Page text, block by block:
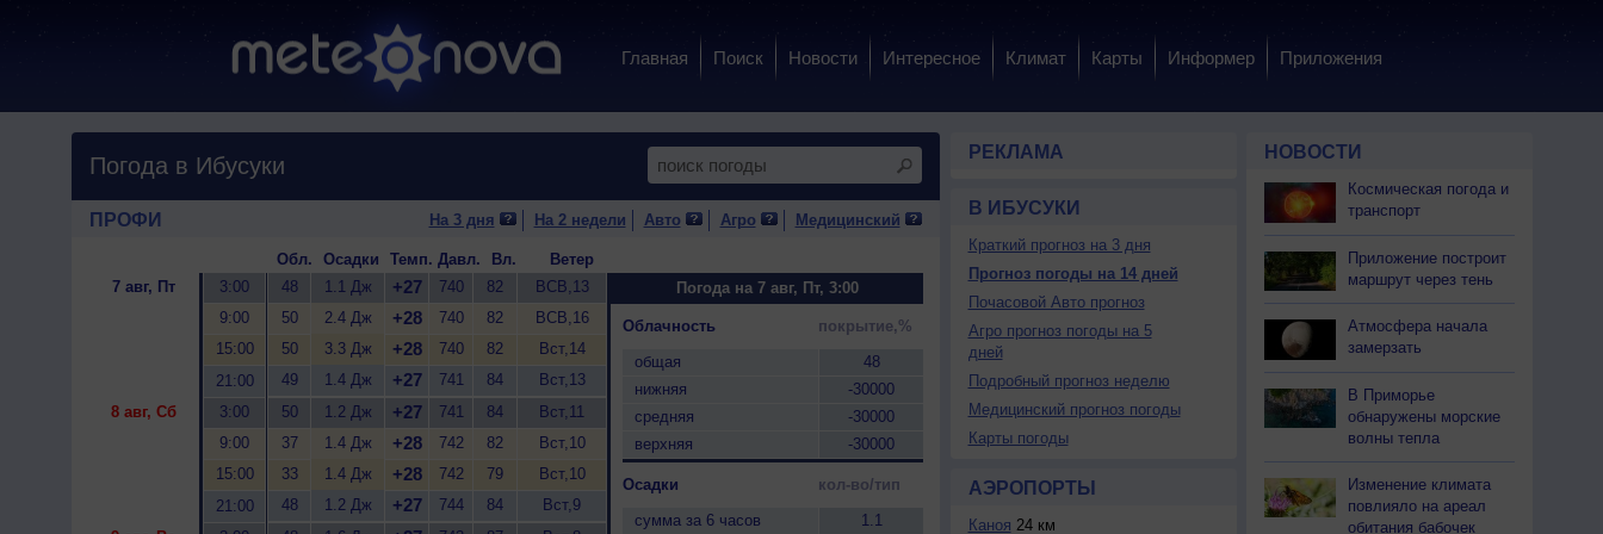
Главная Поиск Новости Интересное Климат Карты Информер Приложения
Погода в Ибусуки
ПРОФИ На 3 дня На 2 недели Авто Агро Медицинский
Обл. Осадки Темп. Давл. Вл.
Ветер
7 авг, Пт
3:00 48 1.1 Дж +27 740 82
ВСВ,13
9:00
50 2.4 Дж +28 740 82
ВСВ,16
15:00
50 3.3 Дж +28 740 82
Вст,14
21:00
49 1.4 Дж +27 741 84
Вст,13
8 авг, Сб
3:00 50 1.2 Дж +27 741 84
Вст,11
9:00
37 1.4 Дж +28 742 82
Вст,10
15:00
33 1.4 Дж +28 742 79
Вст,10
21:00
48 1.2 Дж +27 744 84
Вст,9
Погода на 7 авг, Пт, 3:00
Облачность
покрытие,%
общая
48
нижняя
-30000
средняя
-30000
верхняя
-30000
Осадки
кол-во/тип
сумма за 6 часов
1.1
РЕКЛАМА
В ИБУСУКИ
Краткий прогноз на 3 дня
Прогноз погоды на 14 дней
Почасовой Авто прогноз
Агро прогноз погоды на 5
дней
Подробный прогноз неделю
Медицинский прогноз погоды
Карты погоды
АЭРОПОРТЫ
Каноя 24 км
НОВОСТИ
Космическая погода и
транспорт
Приложение построит
маршрут через тень
Атмосфера начала
замерзать
В Приморье
обнаружены морские
волны тепла
Изменение климата
повлияло на ареал
обитания бабочек